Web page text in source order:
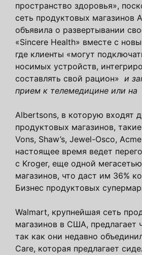
пространство здоровья»,
сеть продуктовых магазинов
объявила о развертывании
«Sincere Health» вместе с
где клиенты «могут
носимых устройств,
составлять свой рацион» и
прием к телемедицине или
Albertsons, в которую входят
продуктовых магазинов,
Vons, Shaw’s, Jewel-Osco,
настоящее время ведет
с Kroger, еще одной
магазинов, что даст им 36%
Бизнес продуктовых
Walmart, крупнейшая сеть
магазинов в США, предлагает
так как они недавно
Care, которая предлагает